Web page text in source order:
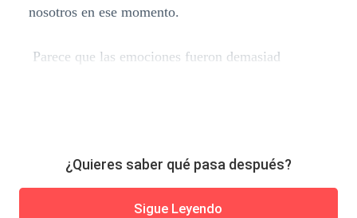
nosotros en ese momento.
Parece que las emociones fueron demasiad
¿Quieres saber qué pasa después?
Sigue Leyendo